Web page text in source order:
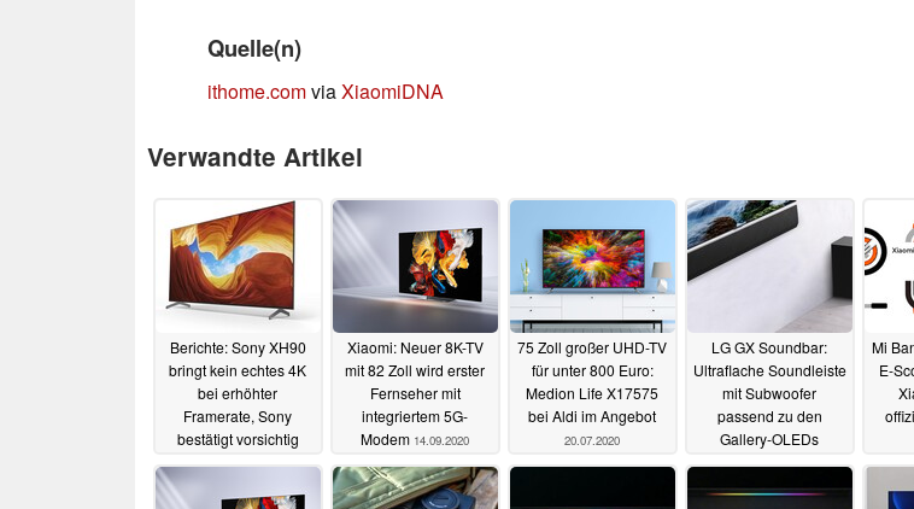
Quelle(n)
ithome.comviaXiaomiDNA
Verwandte Artikel
Berichte: Sony XH90
bringt kein echtes 4K
bei erhöhter
Framerate, Sony
bestätigt vorsichtig
05.11.2020
Xiaomi: Neuer 8K-TV
mit 82 Zoll wird erster
Fernseher mit
integriertem 5G-
Modem 14.09.2020
75 Zoll großer UHD-TV
für unter 800 Euro:
Medion Life X17575
bei Aldi im Angebot
20.07.2020
LG GX Soundbar:
Ultraflache Soundleiste
mit Subwoofer
passend zu den
Gallery-OLEDs
09.07.2020
Mi
E-